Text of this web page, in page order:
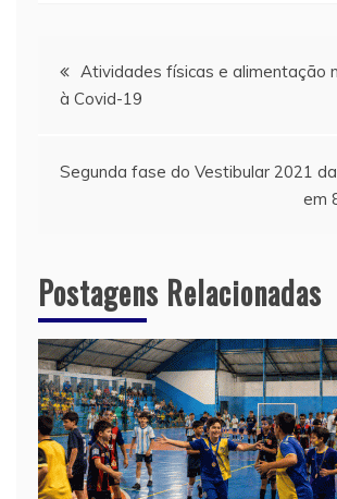
Navegação
Post
Atividades físicas e alimentação
à Covid-19
Segunda fase do Vestibular 2021
em
Postagens Relacionadas